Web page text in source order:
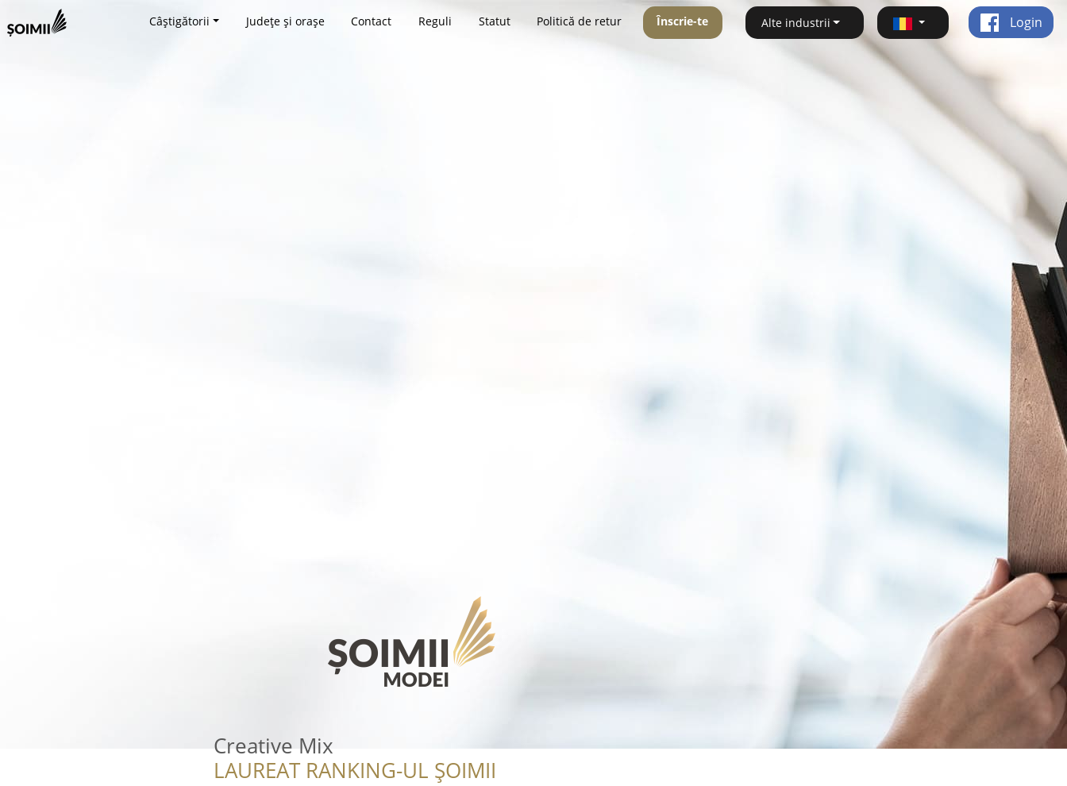
Câștigătorii Județe și orașe Contact Reguli Statut Politică de retur Înscrie-te Alte industrii Login
Creative Mix
LAUREAT RANKING-UL ȘOIMII